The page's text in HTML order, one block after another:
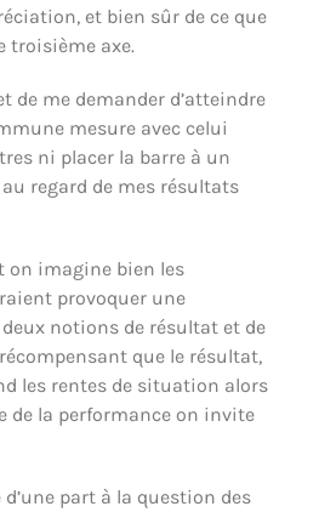
et bien sûr de ce que
troisième axe.
de me demander d’atteindre
mesure avec celui
ni placer la barre à un
regard de mes résultats
on imagine bien les
provoquer une
notions de résultat et de
que le résultat,
les rentes de situation alors
de la performance on invite
part à la question des